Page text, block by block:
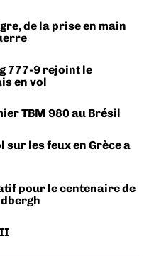
de la prise en main
777-9 rejoint le
en vol
TBM 980 au Brésil
sur les feux en Grèce a
pour le centenaire de